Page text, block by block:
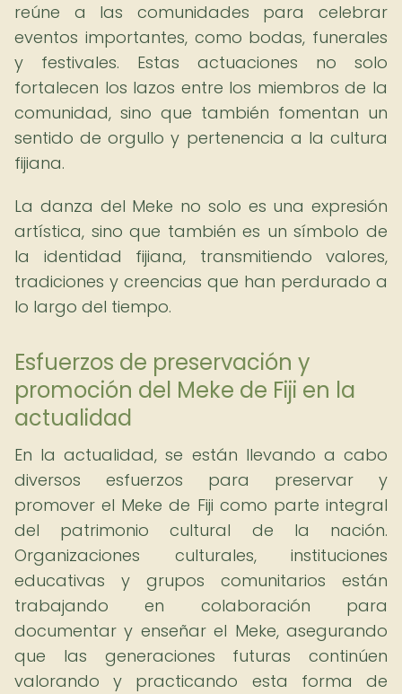
reúne a las comunidades para celebrar
eventos importantes, como bodas, funerales
y festivales. Estas actuaciones no solo
fortalecen los lazos entre los miembros de la
comunidad, sino que también fomentan un
sentido de orgullo y pertenencia a la cultura
fijiana.
La danza del Meke no solo es una expresión
artística, sino que también es un símbolo de
la identidad fijiana, transmitiendo valores,
tradiciones y creencias que han perdurado a
lo largo del tiempo.
Esfuerzos de preservación y
promoción del Meke de Fiji en la
actualidad
En la actualidad, se están llevando a cabo
diversos esfuerzos para preservar y
promover el Meke de Fiji como parte integral
del patrimonio cultural de la nación.
Organizaciones culturales, instituciones
educativas y grupos comunitarios están
trabajando en colaboración para
documentar y enseñar el Meke, asegurando
que las generaciones futuras continúen
valorando y practicando esta forma de